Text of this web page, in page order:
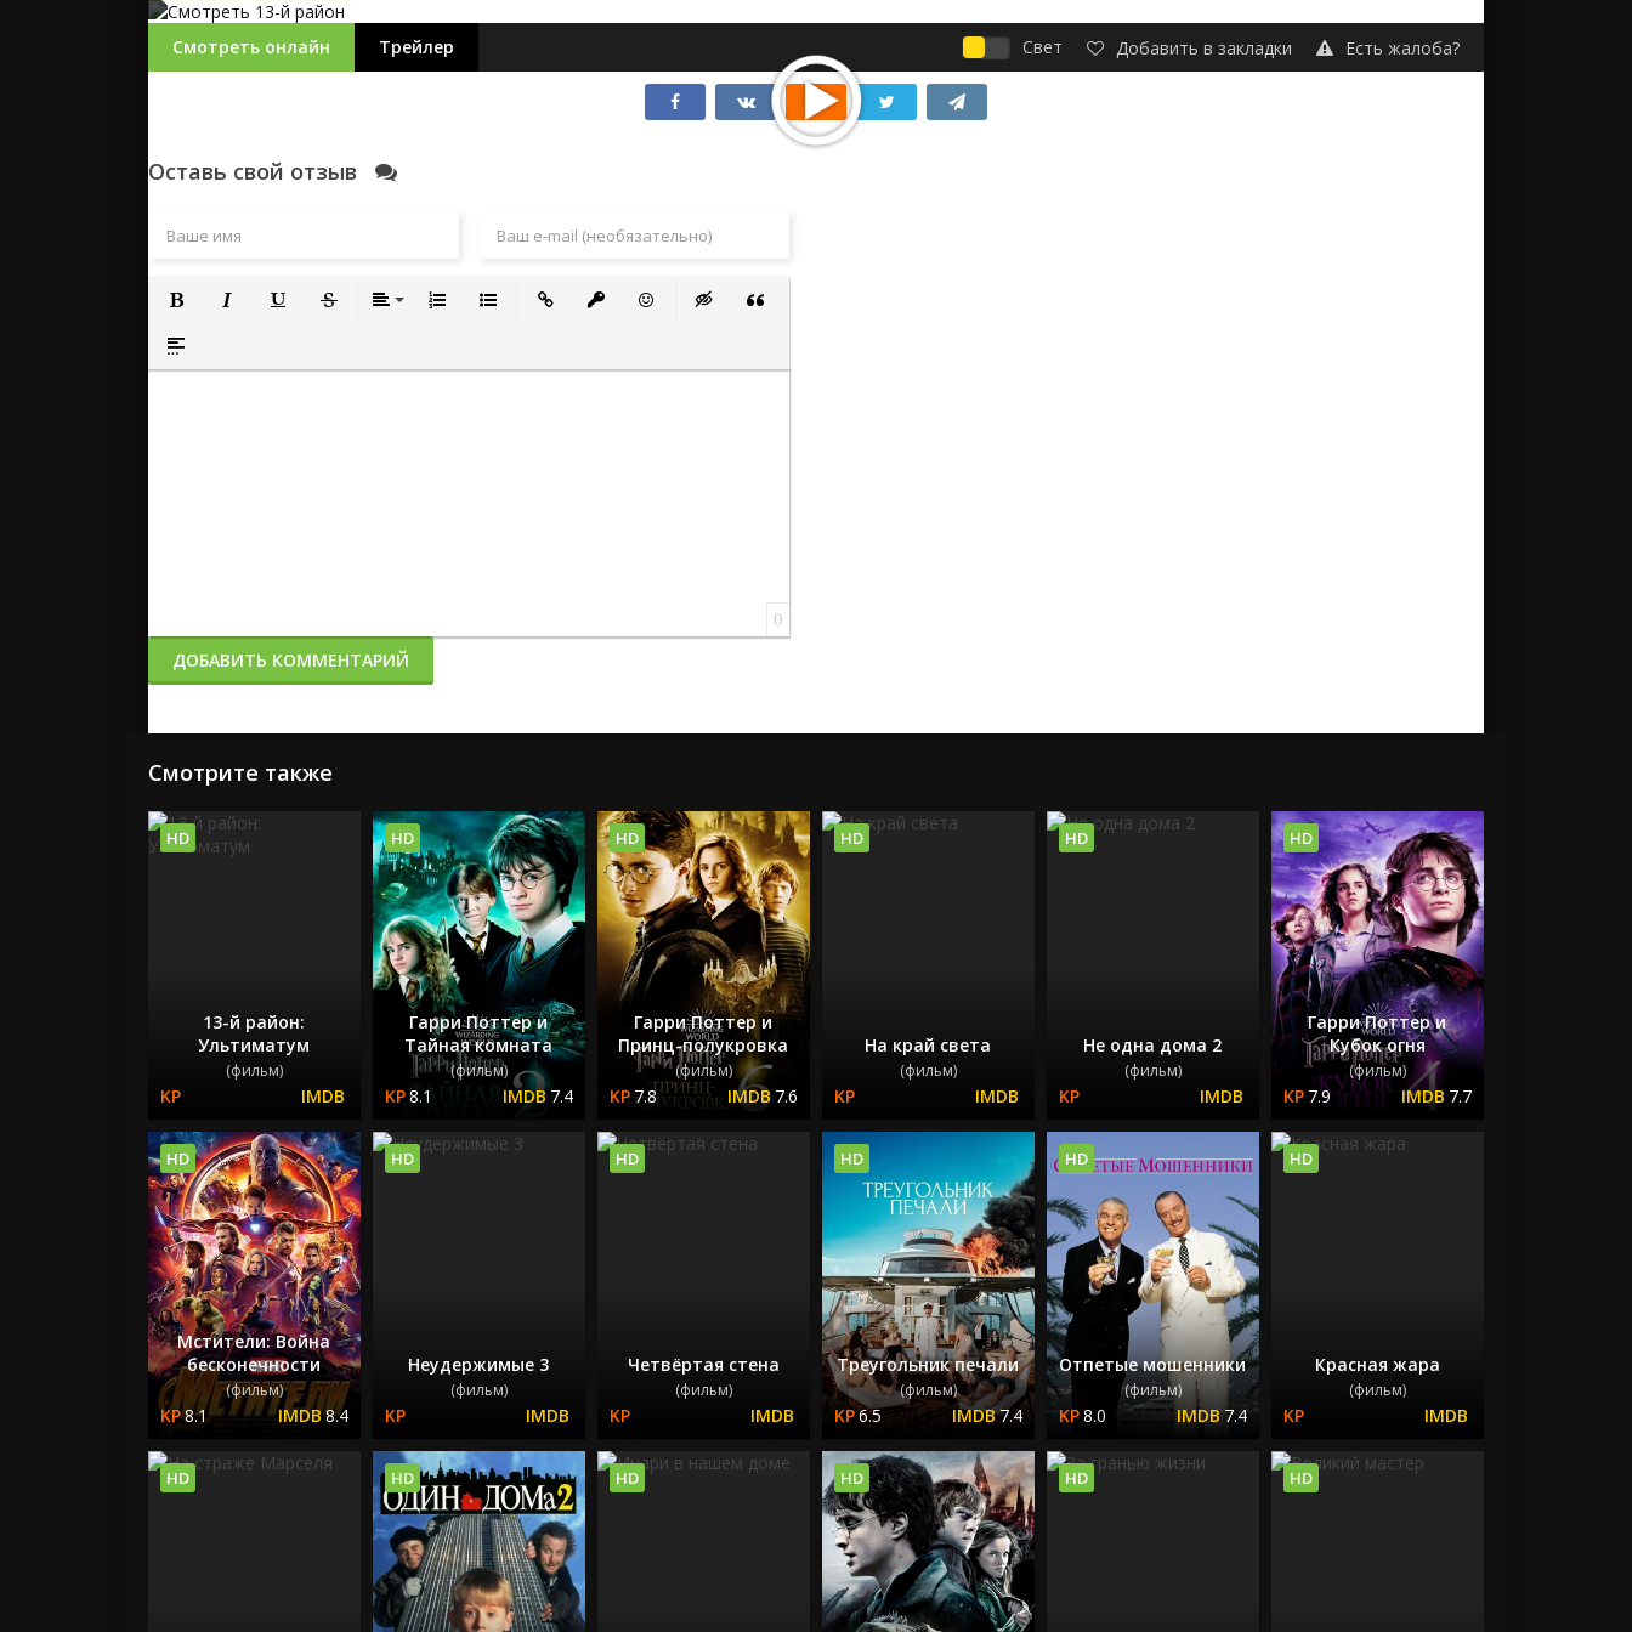
Смотреть онлайн Трейлер Свет Добавить в закладки Есть жалоба?
Оставь свой отзыв
Полужирный
Вставка спойлера
0
ДОБАВИТЬ КОММЕНТАРИЙ
Смотрите также
13-й район:
Ультиматум
(фильм)
HD
Гарри Поттер и
Тайная комната
(фильм)
8.1 7.4
HD
Гарри Поттер и
Принц-полукровка
(фильм)
7.8 7.6
HD
На край света
(фильм)
HD
Не одна дома 2
(фильм)
HD
Гарри Поттер и
Кубок огня
(фильм)
7.9 7.7
HD
Мстители: Война
бесконечности
(фильм)
8.1 8.4
HD
Неудержимые 3
(фильм)
HD
Четвёртая стена
(фильм)
HD
Треугольник печали
(фильм)
6.5 7.4
HD
Отпетые мошенники
(фильм)
8.0 7.4
HD
Красная жара
(фильм)
HD
HD HD HD HD HD HD